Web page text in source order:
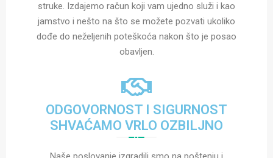
struke. Izdajemo račun koji vam ujedno služi i kao
jamstvo i nešto na što se možete pozvati ukoliko
dođe do neželjenih poteškoća nakon što je posao
obavljen.
ODGOVORNOST I SIGURNOST
SHVAĆAMO VRLO OZBILJNO